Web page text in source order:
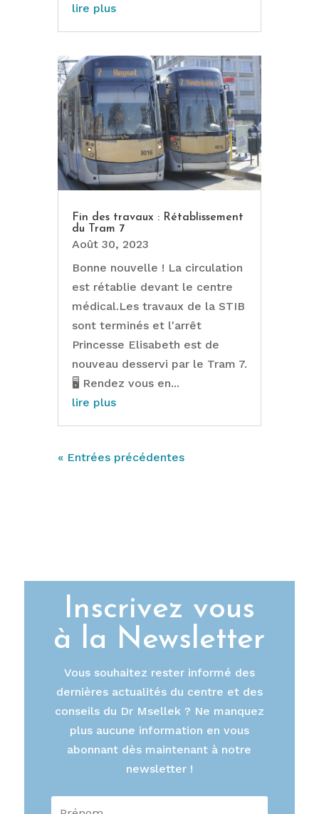
lire plus
Fin des travaux : Rétablissement
du Tram 7
Août 30, 2023
Bonne nouvelle ! La circulation
est rétablie devant le centre
médical.Les travaux de la STIB
sont terminés et l'arrêt
Princesse Elisabeth est de
nouveau desservi par le Tram 7.
🖥️ Rendez vous en...
lire plus
« Entrées précédentes
Inscrivez vous
à la Newsletter
Vous souhaitez rester informé des
dernières actualités du centre et des
conseils du Dr Msellek ? Ne manquez
plus aucune information en vous
abonnant dès maintenant à notre
newsletter !